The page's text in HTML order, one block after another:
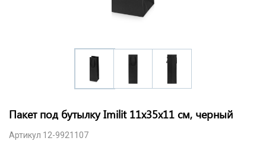
Пакет под бутылку Imilit 11х35х11 см, черный
Артикул 12-9921107